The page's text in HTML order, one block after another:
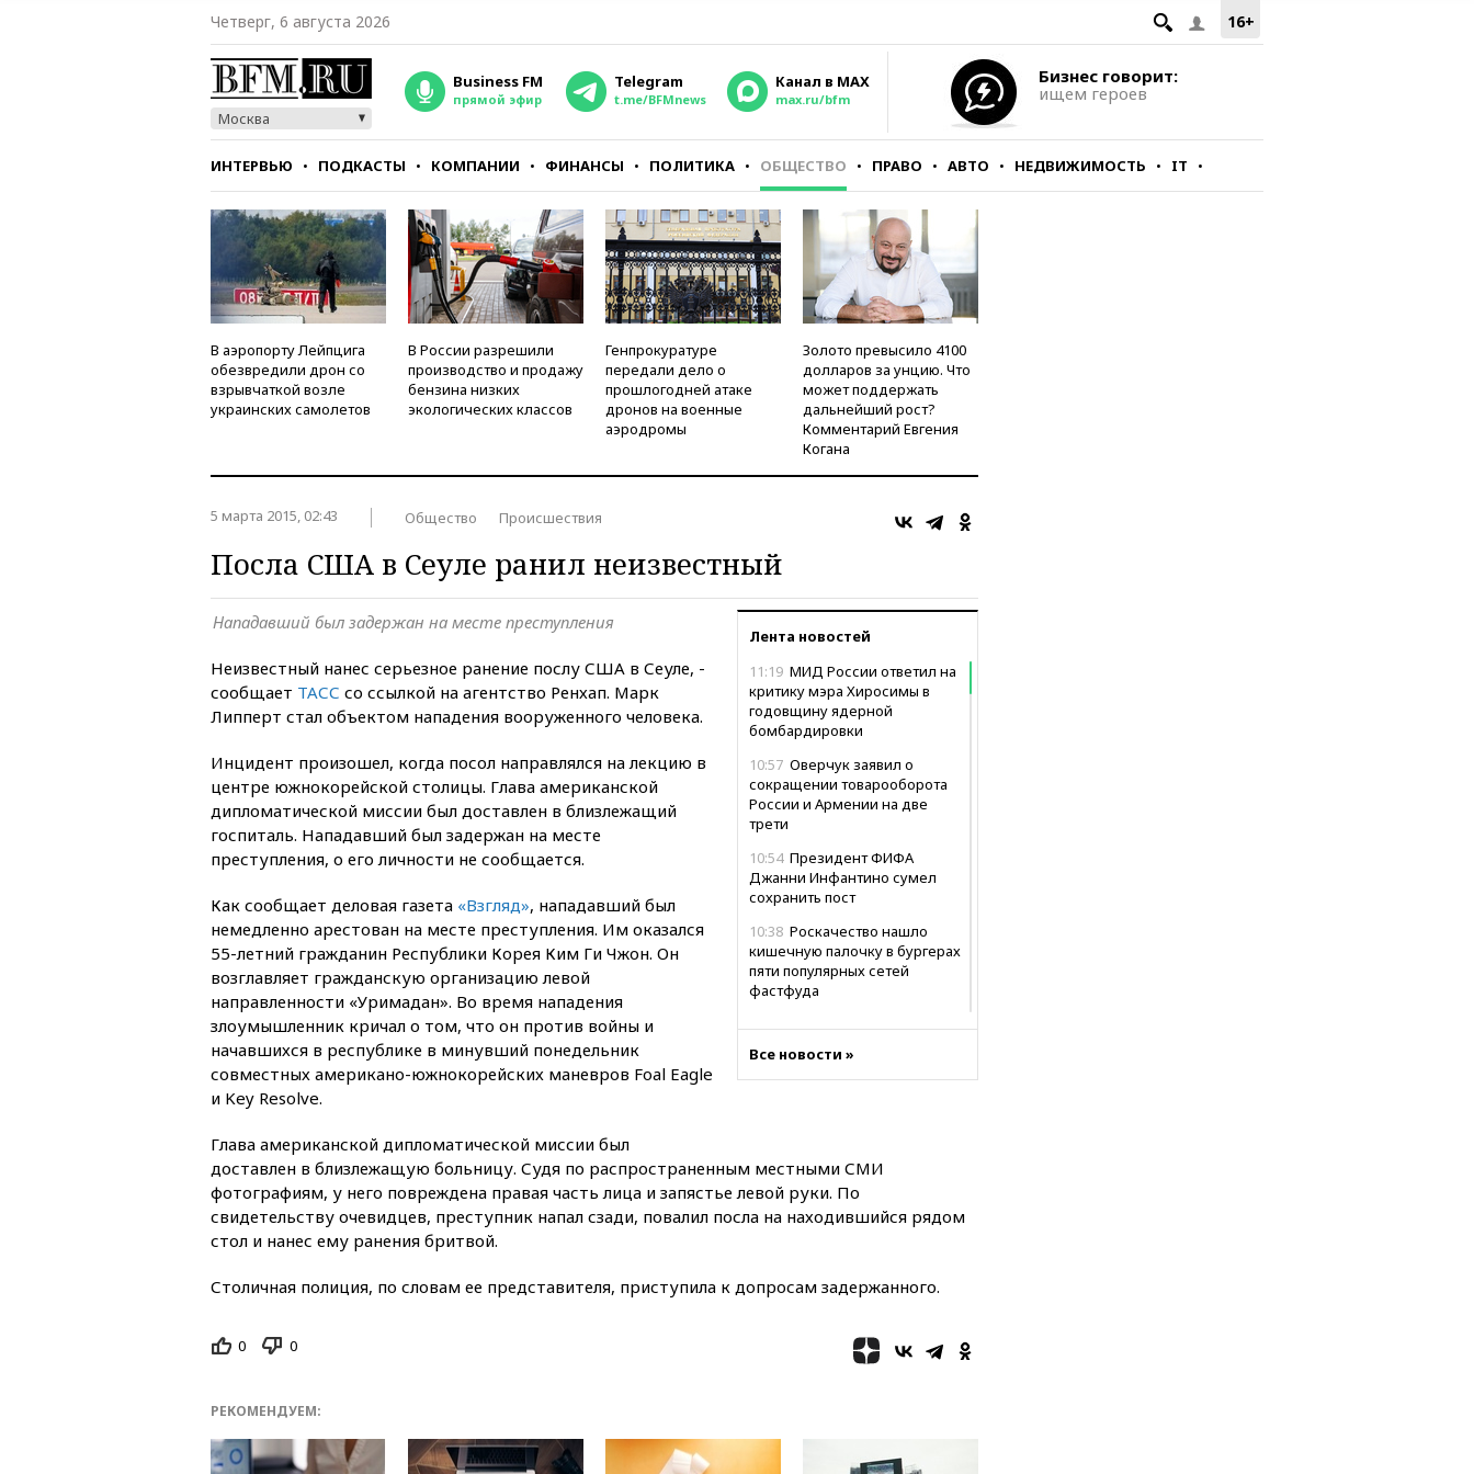
16+
Четверг, 6 августа 2026
Москва
Business FM
прямой эфир
Telegram
t.me/BFMnews
Канал в MAX
max.ru/bfm
Бизнес говорит:
ищем героев
ИНТЕРВЬЮ ПОДКАСТЫ КОМПАНИИ ФИНАНСЫ ПОЛИТИКА ОБЩЕСТВО ПРАВО АВТО НЕДВИЖИМОСТЬ IT
СТИЛЬ ТЕСТЫ
В аэропорту Лейпцига
обезвредили дрон со
взрывчаткой возле
украинских самолетов
В России разрешили
производство и продажу
бензина низких
экологических классов
Генпрокуратуре
передали дело о
прошлогодней атаке
дронов на военные
аэродромы
Золото превысило 4100
долларов за унцию. Что
может поддержать
дальнейший рост?
Комментарий Евгения
Когана
5 марта 2015, 02:43 Общество Происшествия
Посла США в Сеуле ранил неизвестный
Лента новостей
11:19 МИД России ответил на
критику мэра Хиросимы в
годовщину ядерной
бомбардировки
10:57 Оверчук заявил о
сокращении товарооборота
России и Армении на две
трети
10:54 Президент ФИФА
Джанни Инфантино сумел
сохранить пост
10:38 Роскачество нашло
кишечную палочку в бургерах
пяти популярных сетей
фастфуда
произошедшего с Cessna-182
09:59The Spectator:
отсутствие ракет для Patriot у
Украины приведет к
поражению Киева
инцидент с дроном в
аэропорту Лейпцига —
В Тверской области
Все новости »
Нападавший был задержан на месте преступления
Неизвестный нанес серьезное ранение послу США в Сеуле, -
сообщает ТАСС со ссылкой на агентство Ренхап. Марк
Липперт стал объектом нападения вооруженного человека.
Инцидент произошел, когда посол направлялся на лекцию в
центре южнокорейской столицы. Глава американской
дипломатической миссии был доставлен в близлежащий
госпиталь. Нападавший был задержан на месте
преступления, о его личности не сообщается.
Как сообщает деловая газета «Взгляд», нападавший был
немедленно арестован на месте преступления. Им оказался
55-летний гражданин Республики Корея Ким Ги Чжон. Он
возглавляет гражданскую организацию левой
направленности «Уримадан». Во время нападения
злоумышленник кричал о том, что он против войны и
начавшихся в республике в минувший понедельник
совместных американо-южнокорейских маневров Foal Eagle
и Key Resolve.
Глава американской дипломатической миссии был
доставлен в близлежащую больницу. Судя по распространенным местными СМИ
фотографиям, у него повреждена правая часть лица и запястье левой руки. По
свидетельству очевидцев, преступник напал сзади, повалил посла на находившийся рядом
стол и нанес ему ранения бритвой.
Столичная полиция, по словам ее представителя, приступила к допросам задержанного.
0 0
РЕКОМЕНДУЕМ: